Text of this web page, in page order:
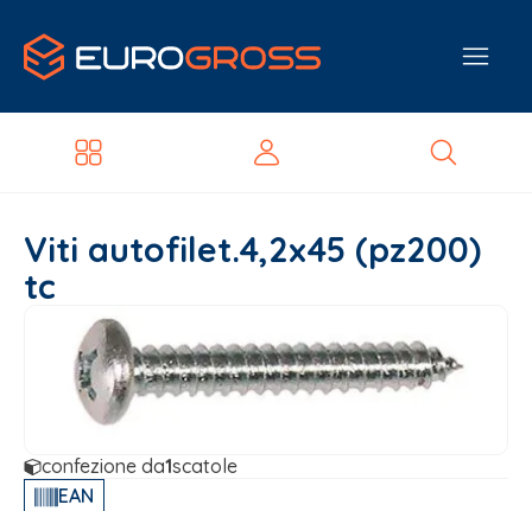
Viti autofilet.4,2x45 (pz200)
tc
confezione da1scatole
EAN